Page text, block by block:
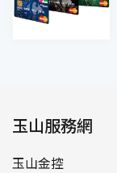
玉山服務網
玉山金控